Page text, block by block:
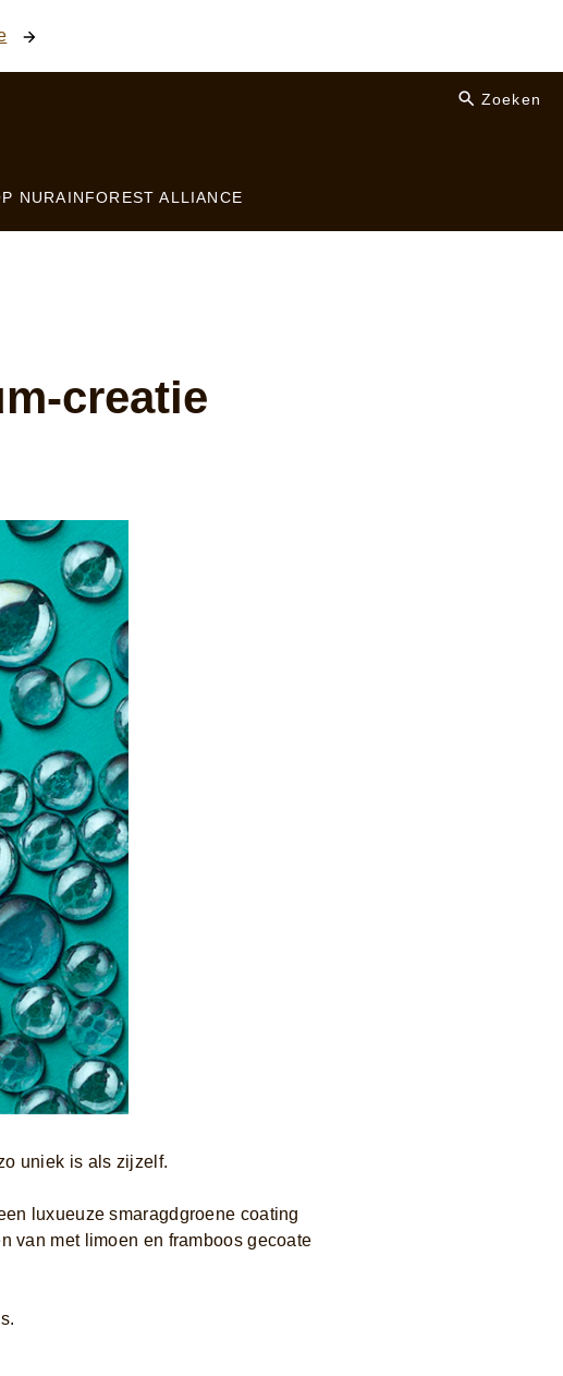
NURAINFOREST ALLIANCE
Zoeken
creatie
uniek is als zijzelf.
luxueuze smaragdgroene coating
van met limoen en framboos gecoate